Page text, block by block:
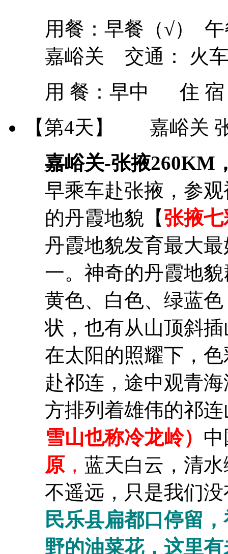
用餐：早餐（√）
嘉峪关 交通： 火
用 餐： 早中 住
【第4天】
嘉峪关
嘉峪关-张掖260KM
早乘车赴张掖，参
的丹霞地貌【张掖
丹霞地貌发育最大
一。神奇的丹霞地
黄色、白色、绿蓝
状，也有从山顶斜
在太阳的照耀下，
赴祁连，途中观青
方排列着雄伟的祁
雪山也称冷龙岭）
原 ， 蓝天白云，清
不遥远，只是我们
民乐县扁都口停留
野的油菜花，这里